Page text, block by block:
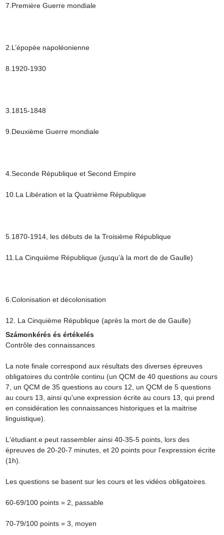
7.Première Guerre mondiale
2.L’épopée napoléonienne
8.1920-1930
3.1815-1848
9.Deuxième Guerre mondiale
4.Seconde République et Second Empire
10.La Libération et la Quatrième République
5.1870-1914, les débuts de la Troisième République
11.La Cinquième République (jusqu’à la mort de de Gaulle)
6.Colonisation et décolonisation
12. La Cinquième République (après la mort de de Gaulle)
Számonkérés és értékelés
Contrôle des connaissances
La note finale correspond aux résultats des diverses épreuves
obligatoires du contrôle continu (un QCM de 40 questions au cours
7, un QCM de 35 questions au cours 12, un QCM de 5 questions
au cours 13, ainsi qu'une expression écrite au cours 13, qui prend
en considération les connaissances historiques et la maitrise
linguistique).
L'étudiant.e peut rassembler ainsi 40-35-5 points, lors des
épreuves de 20-20-7 minutes, et 20 points pour l'expression écrite
(1h).
Les questions se basent sur les cours et les vidéos obligatoires.
60-69/100 points = 2, passable
70-79/100 points = 3, moyen